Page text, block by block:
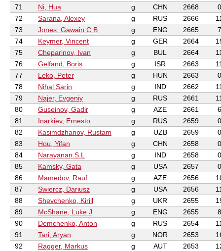
71
Ni, Hua g CHN 2668
0
72
Sarana, Alexey g RUS 2666
73
Jones, Gawain C B g ENG 2665
7
74
Keymer, Vincent g GER 2664
75
Cheparinov, Ivan g BUL 2664
76
Gelfand, Boris g ISR 2663
77
Leko, Peter g HUN 2663
0
78
Nihal Sarin g IND 2662
79
Najer, Evgeniy g RUS 2661
80
Guseinov, Gadir g AZE 2661
6
81
Inarkiev, Ernesto g RUS 2659
0
82
Kasimdzhanov, Rustam g UZB 2659
0
83
Hou, Yifan g CHN 2658
0
84
Narayanan.S.L g IND 2658
0
85
Kamsky, Gata g USA 2657
0
86
Mamedov, Rauf g AZE 2656
87
Swiercz, Dariusz g USA 2656
88
Shevchenko, Kirill g UKR 2655
89
McShane, Luke J g ENG 2655
8
90
Demchenko, Anton g RUS 2654
91
Tari, Aryan g NOR 2653
92
Ragger, Markus g AUT 2653